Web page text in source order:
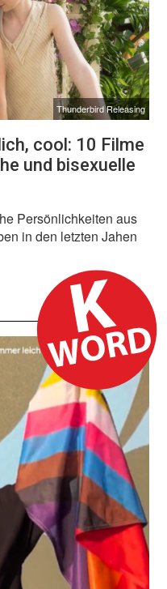
Thunderbird Releasing
cool: 10 Filme
und bisexuelle
Persönlichkeiten aus
in den letzten Jahen